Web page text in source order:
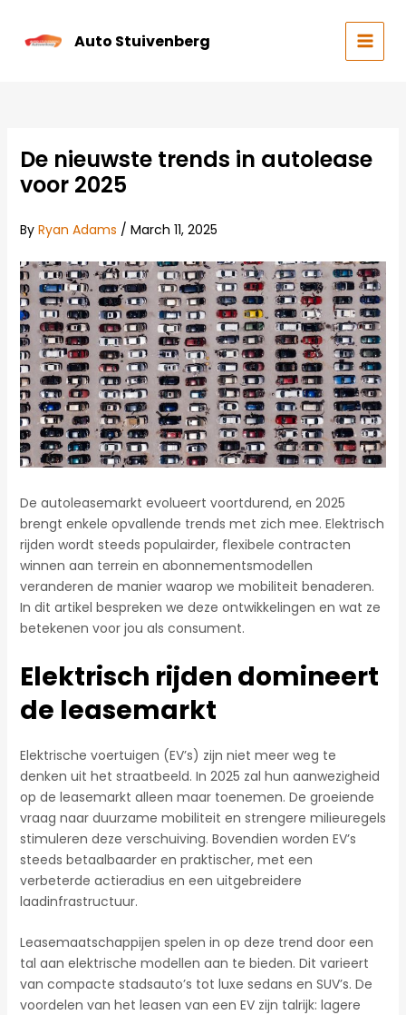
content
Auto Stuivenberg
MAIN
De nieuwste trends in autolease
voor 2025
By Ryan Adams / March 11, 2025
De autoleasemarkt evolueert voortdurend, en 2025
brengt enkele opvallende trends met zich mee. Elektrisch
rijden wordt steeds populairder, flexibele contracten
winnen aan terrein en abonnementsmodellen
veranderen de manier waarop we mobiliteit benaderen.
In dit artikel bespreken we deze ontwikkelingen en wat ze
betekenen voor jou als consument.
Elektrisch rijden domineert
de leasemarkt
Elektrische voertuigen (EV’s) zijn niet meer weg te
denken uit het straatbeeld. In 2025 zal hun aanwezigheid
op de leasemarkt alleen maar toenemen. De groeiende
vraag naar duurzame mobiliteit en strengere milieuregels
stimuleren deze verschuiving. Bovendien worden EV’s
steeds betaalbaarder en praktischer, met een
verbeterde actieradius en een uitgebreidere
laadinfrastructuur.
Leasemaatschappijen spelen in op deze trend door een
tal aan elektrische modellen aan te bieden. Dit varieert
van compacte stadsauto’s tot luxe sedans en SUV’s. De
voordelen van het leasen van een EV zijn talrijk: lagere